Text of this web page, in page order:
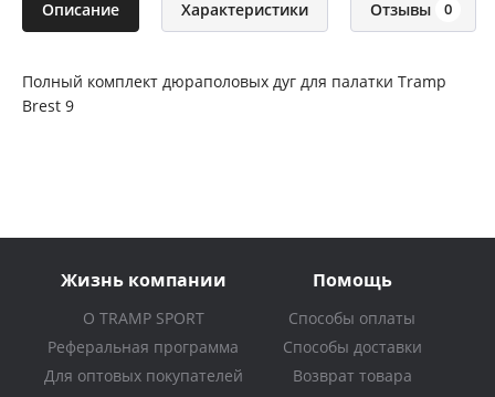
Описание Характеристики Отзывы 0
Полный комплект дюраполовых дуг для палатки Tramp
Brest 9
Жизнь компании
О TRAMP SPORT
Реферальная программа
Для оптовых покупателей
Помощь
Способы оплаты
Способы доставки
Возврат товара